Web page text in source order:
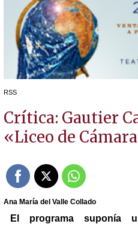
RSS
Crítica: Gautier
«Liceo de
Ana María del Valle Collado
El programa suponía